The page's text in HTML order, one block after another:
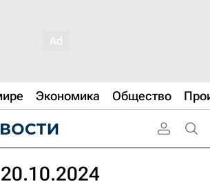
Экономика Общество